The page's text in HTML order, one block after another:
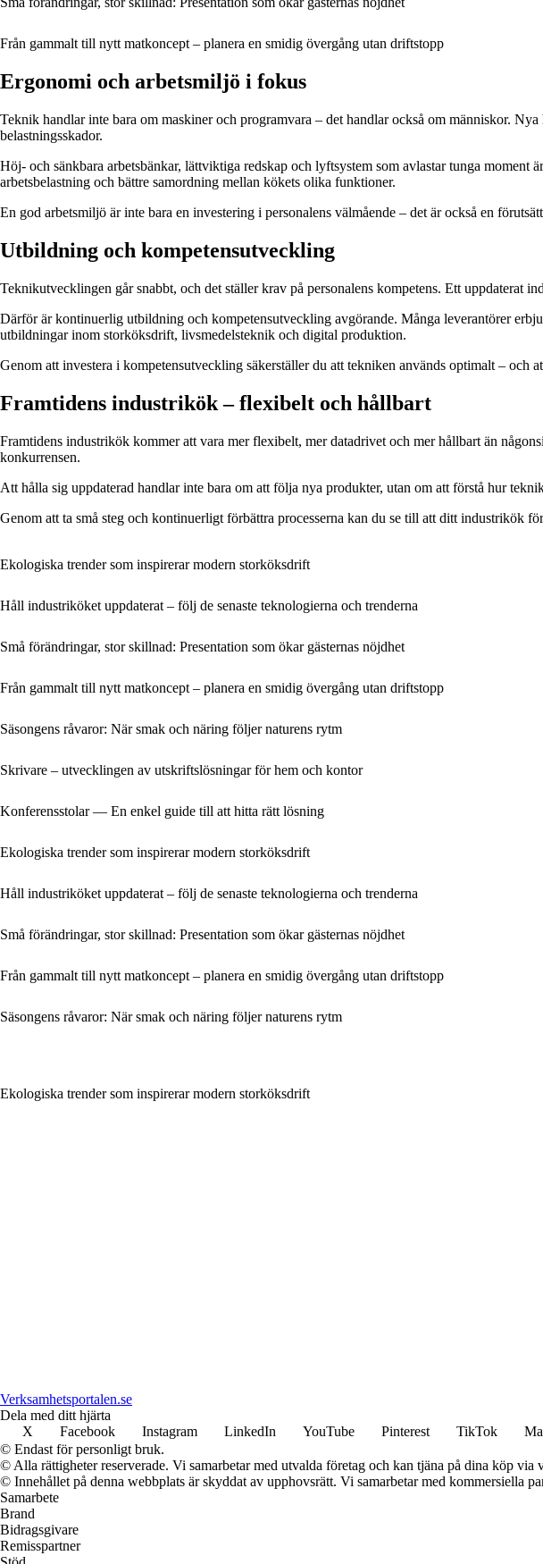
Från gammalt till nytt matkoncept – planera en smidig övergång utan driftstopp
Ergonomi och arbetsmiljö i fokus
Teknik handlar inte bara om maskiner och programvara – det handlar också om människor.
belastningsskador.
Höj- och sänkbara arbetsbänkar, lättviktiga redskap och lyftsystem som avlastar tunga
arbetsbelastning och bättre samordning mellan kökets olika funktioner.
En god arbetsmiljö är inte bara en investering i personalens välmående – det är också en
Utbildning och kompetensutveckling
Teknikutvecklingen går snabbt, och det ställer krav på personalens kompetens. Ett uppdaterat
Därför är kontinuerlig utbildning och kompetensutveckling avgörande. Många leverantörer
utbildningar inom storköksdrift, livsmedelsteknik och digital produktion.
Genom att investera i kompetensutveckling säkerställer du att tekniken används optimalt – och
Framtidens industrikök – flexibelt och hållbart
Framtidens industrikök kommer att vara mer flexibelt, mer datadrivet och mer hållbart än
konkurrensen.
Att hålla sig uppdaterad handlar inte bara om att följa nya produkter, utan om att förstå hur
Genom att ta små steg och kontinuerligt förbättra processerna kan du se till att ditt industrikök
Ekologiska trender som inspirerar modern storköksdrift
Håll industriköket uppdaterat – följ de senaste teknologierna och trenderna
Små förändringar, stor skillnad: Presentation som ökar gästernas nöjdhet
Från gammalt till nytt matkoncept – planera en smidig övergång utan driftstopp
Säsongens råvaror: När smak och näring följer naturens rytm
Skrivare – utvecklingen av utskriftslösningar för hem och kontor
Konferensstolar — En enkel guide till att hitta rätt lösning
Ekologiska trender som inspirerar modern storköksdrift
Håll industriköket uppdaterat – följ de senaste teknologierna och trenderna
Små förändringar, stor skillnad: Presentation som ökar gästernas nöjdhet
Från gammalt till nytt matkoncept – planera en smidig övergång utan driftstopp
Säsongens råvaror: När smak och näring följer naturens rytm
Ekologiska trender som inspirerar modern storköksdrift
Verksamhetsportalen.se
Dela med ditt hjärta
X
Facebook Instagram LinkedIn YouTube Pinterest TikTok
© Endast för personligt bruk.
© Alla rättigheter reserverade. Vi samarbetar med utvalda företag och kan tjäna på dina köp via
© Innehållet på denna webbplats är skyddat av upphovsrätt. Vi samarbetar med kommersiella
Samarbete
Brand
Bidragsgivare
Remisspartner